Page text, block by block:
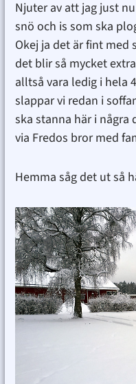
Njuter av att jag just
snö och is som ska
Okej ja det är fint med
det blir så mycket
alltså vara ledig i hela
slappar vi redan i
ska stanna här i några
via Fredos bror med
Hemma såg det ut så